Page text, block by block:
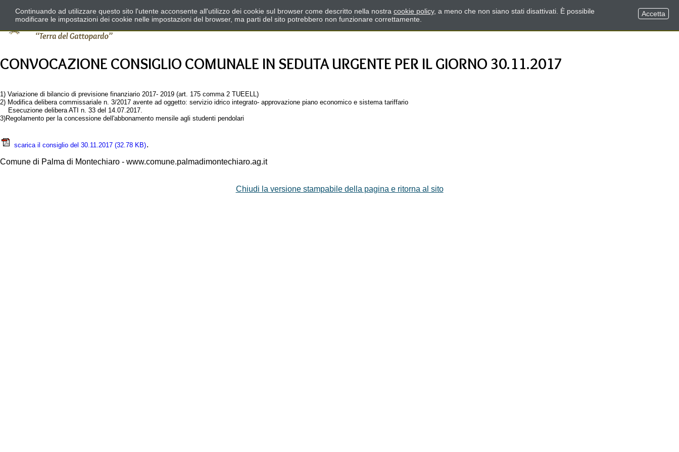
CONVOCAZIONE CONSIGLIO COMUNALE IN SEDUTA URGENTE PER IL GIORNO 30.11.2017
1) Variazione di bilancio di previsione finanziario 2017- 2019 (art. 175 comma 2 TUEELL)
2) Modifica delibera commissariale n. 3/2017 avente ad oggetto: servizio idrico integrato- approvazione piano economico e sistema tariffario
Esecuzione delibera ATI n. 33 del 14.07.2017.
3)Regolamento per la concessione dell'abbonamento mensile agli studenti pendolari
scarica il consiglio del 30.11.2017 (32.78 KB).
Comune di Palma di Montechiaro - www.comune.palmadimontechiaro.ag.it
Chiudi la versione stampabile della pagina e ritorna al sito
Continuando ad utilizzare questo sito l'utente acconsente all'utilizzo dei cookie sul browser come descritto nella nostra cookie policy, a meno che non siano stati disattivati. È possibile
modificare le impostazioni dei cookie nelle impostazioni del browser, ma parti del sito potrebbero non funzionare correttamente.
Accetta